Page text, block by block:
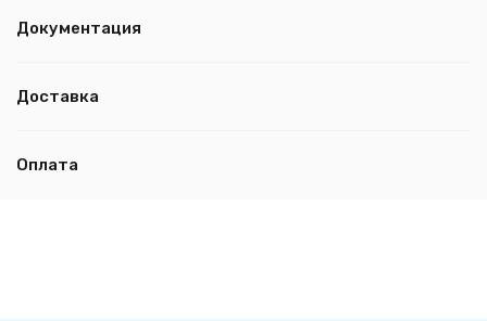
Документация
Доставка
Оплата